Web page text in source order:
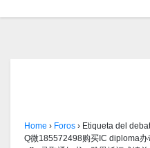
Home › Foros › Etiqueta del
Q微185572498购买IC diploma办